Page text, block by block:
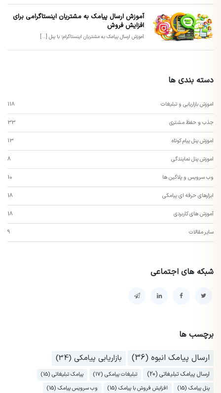
آموزش ارسال پیامک به مشتریان اینستاگرامی برای
افزایش فروش
آموزش ارسال پیامک به مشتریان اینستاگرام؛ با پنل [...]
دسته بندی ها
اموزش بازاریابی و تبلیغات 118
جذب و حفظ مشتری 33
اموزش پنل پیام کوتاه 13
اموزش پنل نمایندگی 8
وب سرویس و پلاگین ها 10
ابزارهای حرفه ای پیامکی 18
آموزش های کاربردی 18
سایر مقالات 9
شبکه های اجتماعی
برچسب ها
ارسال پیامک انبوه (36)
بازاریابی پیامکی (34)
ارسال پیامک تبلیغاتی (20) تبلیغات پیامکی (17)
پیامک تبلیغاتی (15)
پنل پیامک (15)
افزایش فروش با پیامک (15)
وب سرویس پیامک (15)